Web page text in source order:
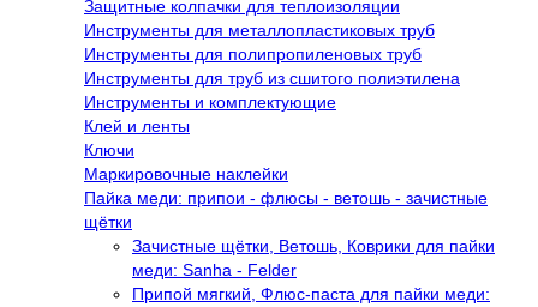
Защитные колпачки для теплоизоляции
Инструменты для металлопластиковых труб
Инструменты для полипропиленовых труб
Инструменты для труб из сшитого полиэтилена
Инструменты и комплектующие
Клей и ленты
Ключи
Маркировочные наклейки
Пайка меди: припои - флюсы - ветошь - зачистные
щётки
Зачистные щётки, Ветошь, Коврики для пайки
меди: Sanha - Felder
Припой мягкий, Флюс-паста для пайки меди: